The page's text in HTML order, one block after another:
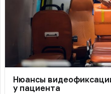
Нюансы
у пациента